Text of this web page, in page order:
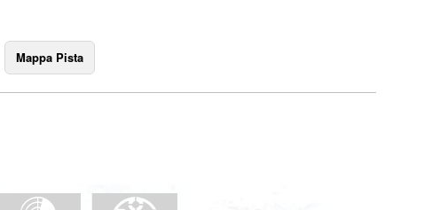
Mappa Pista